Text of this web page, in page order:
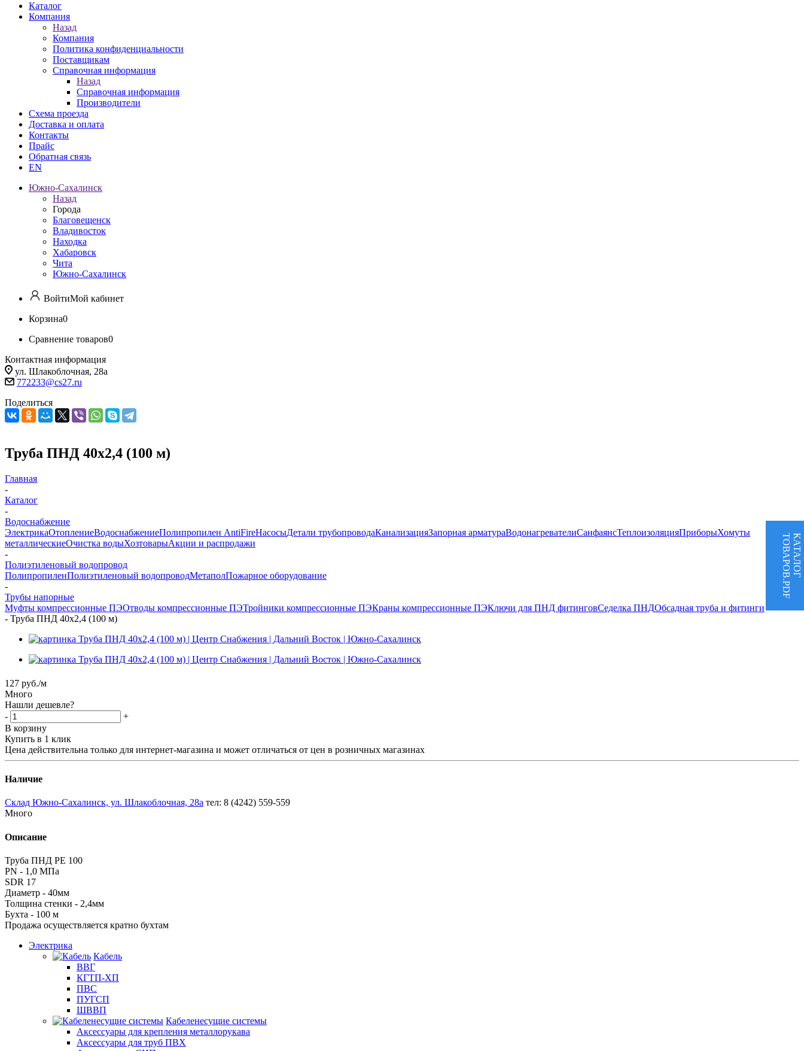
Каталог
Компания
Назад
Компания
Политика конфиденциальности
Поставщикам
Справочная информация
Назад
Справочная информация
Производители
Схема проезда
Доставка и оплата
Контакты
Прайс
Обратная связь
EN
Южно-Сахалинск
Назад
Города
Благовещенск
Владивосток
Находка
Хабаровск
Чита
Южно-Сахалинск
ВойтиМой кабинет
Корзина0
Сравнение товаров0
Контактная информация
ул. Шлакоблочная, 28а
772233@cs27.ru
Поделиться
Труба ПНД 40х2,4 (100 м)
Главная
-
Каталог
-
Водоснабжение
ЭлектрикаОтоплениеВодоснабжениеПолипропилен AntiFireНасосыДетали трубопроводаКанализацияЗапорная арматураВодонагревателиСанфаянсТеплоизоляцияПриборыХомуты
металлическиеОчистка водыХозтоварыАкции и распродажи
-
Полиэтиленовый водопровод
ПолипропиленПолиэтиленовый водопроводМетаполПожарное оборудование
-
Трубы напорные
Муфты компрессионные ПЭОтводы компрессионные ПЭТройники компрессионные ПЭКраны компрессионные ПЭКлючи для ПНД фитинговСеделка ПНДОбсадная труба и фитинги
- Труба ПНД 40х2,4 (100 м)
127 руб./м
Много
Нашли дешевле?
-
+
В корзину
Купить в 1 клик
Цена действительна только для интернет-магазина и может отличаться от цен в розничных магазинах
Наличие
Склад Южно-Сахалинск, ул. Шлакоблочная, 28а тел: 8 (4242) 559-559
Много
Описание
Труба ПНД РЕ 100
PN - 1,0 МПа
SDR 17
Диаметр - 40мм
Толщина стенки - 2,4мм
Бухта - 100 м
Продажа осуществляется кратно бухтам
Электрика
Кабель
ВВГ
КГТП-ХП
ПВС
ПУГСП
ШВВП
Кабеленесущие системы
Аксессуары для крепления металлорукава
Аксессуары для труб ПВХ
КАТАЛОГ
ТОВАРОВ.PDF